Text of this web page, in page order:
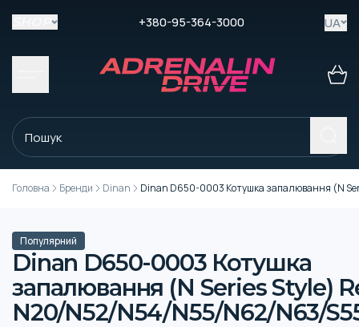
+380-95-364-3000 UA
Головна Бренди Dinan Dinan D650-0003 Котушка запалювання (N
Популярний
Dinan D650-0003 Котушка
запалювання (N Series Style)
N20/N52/N54/N55/N62/N63/